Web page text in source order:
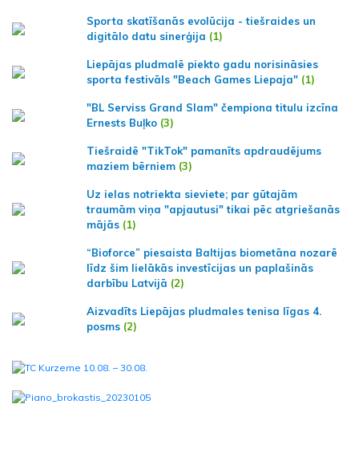
Sporta skatīšanās evolūcija - tiešraides un
digitālo datu sinerģija (1)
Liepājas pludmalē piekto gadu norisināsies
sporta festivāls "Beach Games Liepaja" (1)
"BL Serviss Grand Slam" čempiona titulu izcīna
Ernests Buļko (3)
Tiešraidē "TikTok" pamanīts apdraudējums
maziem bērniem (3)
Uz ielas notriekta sieviete; par gūtajām
traumām viņa "apjautusi" tikai pēc atgriešanās
mājās (1)
“Bioforce” piesaista Baltijas biometāna nozarē
līdz šim lielākās investīcijas un paplašinās
darbību Latvijā (2)
Aizvadīts Liepājas pludmales tenisa līgas 4.
posms (2)